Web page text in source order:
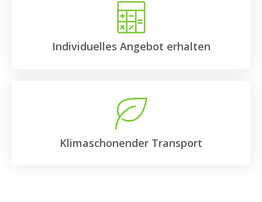
Individuelles Angebot erhalten
Klimaschonender Transport